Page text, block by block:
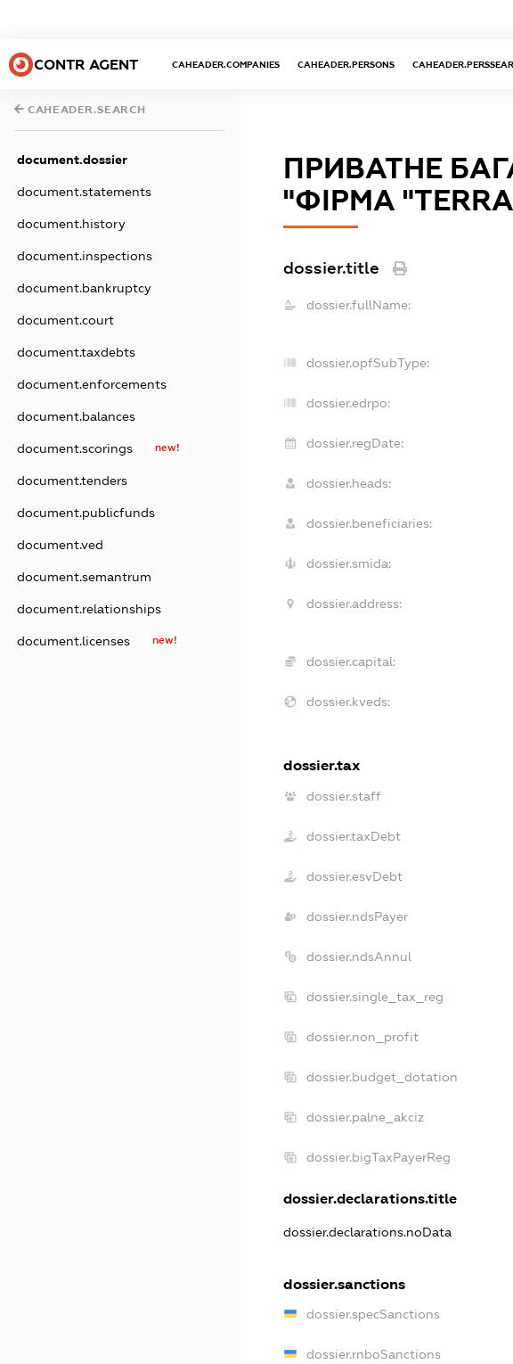
CONTR AGENT CAHEADER.COMPANIES CAHEADER.PERSONS
CAHEADER.SEARCH
document.dossier
document.statements
document.history
document.inspections
document.bankruptcy
document.court
document.taxdebts
document.enforcements
document.balances
document.scorings new!
document.tenders
document.publicfunds
document.ved
document.semantrum
document.relationships
document.licenses new!
ПРИВАТНЕ
"ФІРМА
dossier.title
dossier.fullName:
dossier.opfSubType:
dossier.edrpo:
dossier.regDate:
dossier.heads:
dossier.beneficiaries:
dossier.smida:
dossier.address:
dossier.capital:
dossier.kveds:
dossier.tax
dossier.staff
dossier.taxDebt
dossier.esvDebt
dossier.ndsPayer
dossier.ndsAnnul
dossier.single_tax_reg
dossier.non_profit
dossier.budget_dotation
dossier.palne_akciz
dossier.bigTaxPayerReg
dossier.declarations.title
dossier.declarations.noData
dossier.sanctions
dossier.specSanctions
dossier.rnboSanctions